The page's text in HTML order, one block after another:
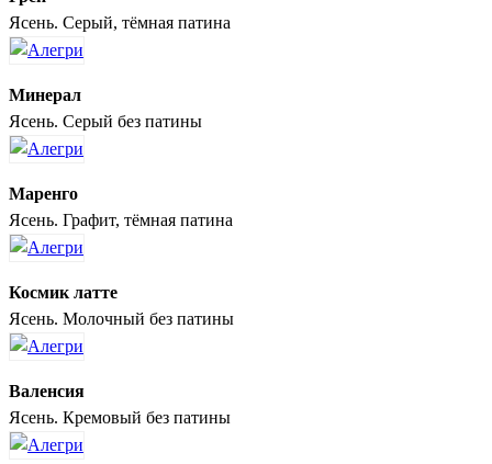
Ясень. Серый, тёмная патина
Минерал
Ясень. Серый без патины
Маренго
Ясень. Графит, тёмная патина
Космик латте
Ясень. Молочный без патины
Валенсия
Ясень. Кремовый без патины